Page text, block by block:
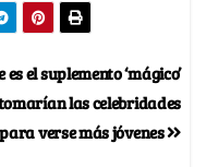
es el suplemento ‘mágico’
las celebridades
para verse más jóvenes